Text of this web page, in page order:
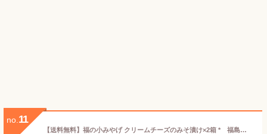
no. 11
【送料無料】福の小みやげ クリームチーズのみそ漬け×2箱 * 福島県 お土産 おみやげ おつまみ